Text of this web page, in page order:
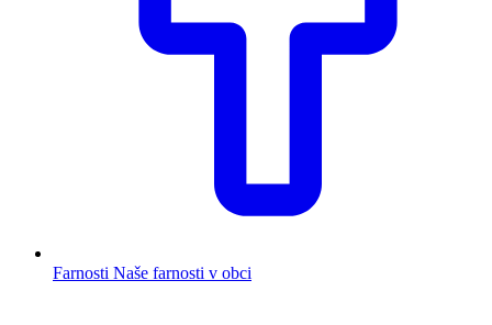
Farnosti Naše farnosti v obci